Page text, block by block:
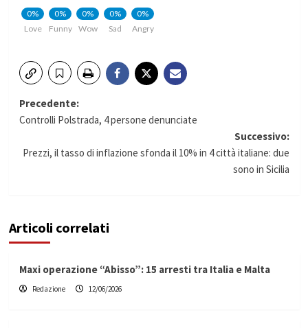
0%
Love
0%
Funny
0%
Wow
0%
Sad
0%
Angry
Navigazione
Precedente:
Controlli Polstrada, 4 persone denunciate
Successivo:
Prezzi, il tasso di inflazione sfonda il 10% in 4 città italiane: due
sono in Sicilia
Articoli correlati
Maxi operazione “Abisso”: 15 arresti tra Italia e Malta
Redazione 12/06/2026